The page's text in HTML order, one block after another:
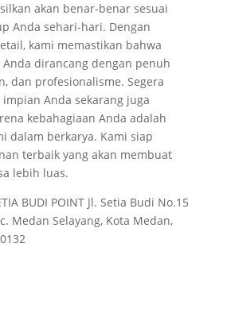
akan benar-benar sesuai
Anda sehari-hari. Dengan
kami memastikan bahwa
dirancang dengan penuh
dan profesionalisme. Segera
Anda sekarang juga
kebahagiaan Anda adalah
dalam berkarya. Kami siap
terbaik yang akan membuat
lebih luas.
BUDI POINT Jl. Setia Budi No.15
Medan Selayang, Kota Medan,